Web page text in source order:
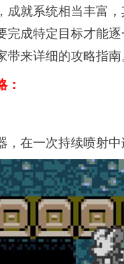
成就系统相当丰富
成特定目标才能
带来详细的攻略指
，在一次持续喷射